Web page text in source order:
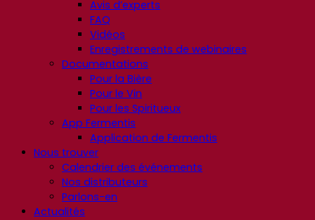
Avis d’experts
FAQ
Vidéos
Enregistrements de webinaires
Documentations
Pour la Bière
Pour le Vin
Pour les Spiritueux
App Fermentis
Application de Fermentis
Nous trouver
Calendrier des événements
Nos distributeurs
Parlons-en
Actualités